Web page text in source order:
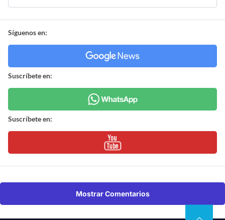
Síguenos en:
Suscríbete en:
Suscríbete en:
Mostrar Comentarios